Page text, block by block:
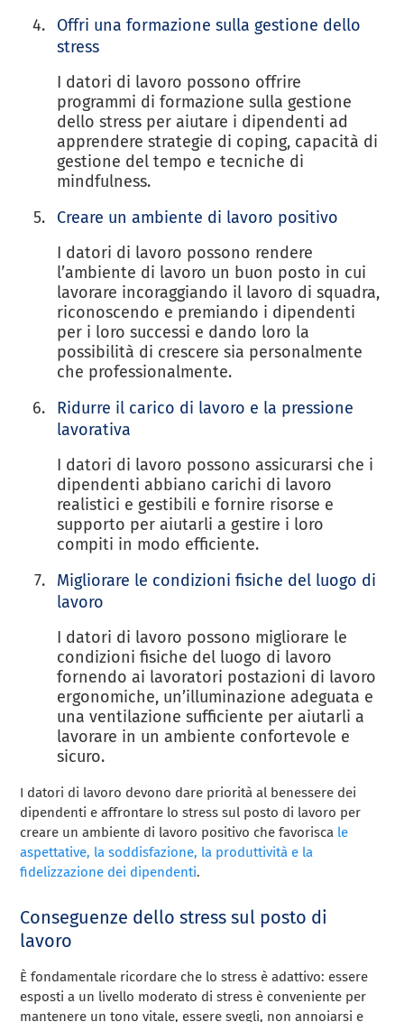
Offri una formazione sulla gestione dello
stress
I datori di lavoro possono offrire
programmi di formazione sulla gestione
dello stress per aiutare i dipendenti ad
apprendere strategie di coping, capacità di
gestione del tempo e tecniche di
mindfulness.
Creare un ambiente di lavoro positivo
I datori di lavoro possono rendere
l’ambiente di lavoro un buon posto in cui
lavorare incoraggiando il lavoro di squadra,
riconoscendo e premiando i dipendenti
per i loro successi e dando loro la
possibilità di crescere sia personalmente
che professionalmente.
Ridurre il carico di lavoro e la pressione
lavorativa
I datori di lavoro possono assicurarsi che i
dipendenti abbiano carichi di lavoro
realistici e gestibili e fornire risorse e
supporto per aiutarli a gestire i loro
compiti in modo efficiente.
Migliorare le condizioni fisiche del luogo di
lavoro
I datori di lavoro possono migliorare le
condizioni fisiche del luogo di lavoro
fornendo ai lavoratori postazioni di lavoro
ergonomiche, un’illuminazione adeguata e
una ventilazione sufficiente per aiutarli a
lavorare in un ambiente confortevole e
sicuro.
I datori di lavoro devono dare priorità al benessere dei
dipendenti e affrontare lo stress sul posto di lavoro per
creare un ambiente di lavoro positivo che favorisca le
aspettative, la soddisfazione, la produttività e la
fidelizzazione dei dipendenti.
Conseguenze dello stress sul posto di
lavoro
È fondamentale ricordare che lo stress è adattivo: essere
esposti a un livello moderato di stress è conveniente per
mantenere un tono vitale, essere svegli, non annoiarsi e